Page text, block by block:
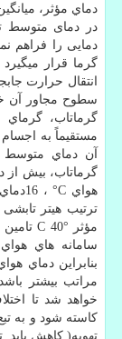
دماي مؤثر،
در دمای متوسط
دمایی را فراهم
گرما قرار
انتقال حرارت
سطوح مجاور آن
گرماتاب،
مستقیماً به اجسام
آن دماي متوسط
گرماتاب، بیش از
هواي °C ، 16
ترتیب هیتر
مؤثر
C 40°
سامانه هاي
بنابراین دماي
مراتب بیشتر
خواهد شد تا
كاسته شود و به
تهویه( كاهش